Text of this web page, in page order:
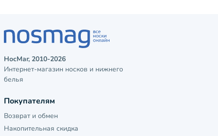
НосМаг, 2010-2026
Интернет-магазин носков и нижнего
белья
Покупателям
Возврат и обмен
Накопительная скидка